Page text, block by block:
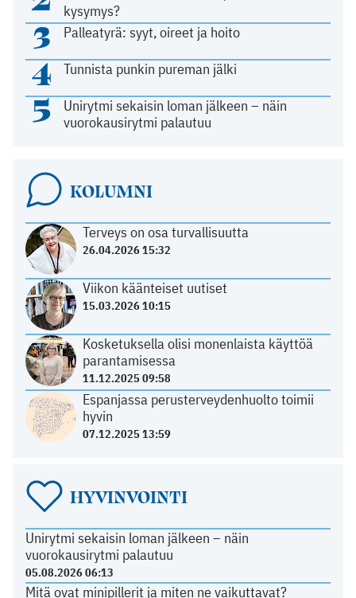
kysymys?
3 Palleatyrä: syyt, oireet ja hoito
4 Tunnista punkin pureman jälki
5
Unirytmi sekaisin loman jälkeen – näin
vuorokausirytmi palautuu
KOLUMNI
Terveys on osa turvallisuutta
26.04.2026 15:32
Viikon käänteiset uutiset
15.03.2026 10:15
Kosketuksella olisi monenlaista käyttöä
parantamisessa
11.12.2025 09:58
Espanjassa perusterveydenhuolto toimii
hyvin
07.12.2025 13:59
HYVINVOINTI
Unirytmi sekaisin loman jälkeen – näin
vuorokausirytmi palautuu
05.08.2026 06:13
Mitä ovat minipillerit ja miten ne vaikuttavat?